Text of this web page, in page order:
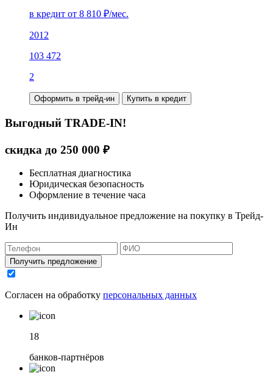
в кредит от 8 810 ₽/мес.
2012
103 472
2
Оформить в трейд-ин Купить в кредит
Выгодный TRADE-IN!
скидка до 250 000 ₽
Бесплатная диагностика
Юридическая безопасность
Оформление в течение часа
Получить индивидуальное предложение на покупку в Трейд-
Ин
Получить предложение
Согласен на обработку персональных данных
18
банков-партнёров